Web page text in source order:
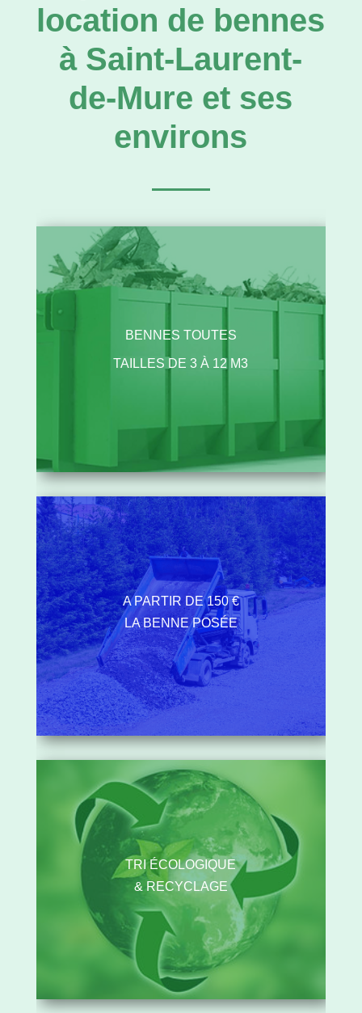
location de bennes
à Saint-Laurent-
de-Mure et ses
environs
BENNES TOUTES
TAILLES DE 3 À 12 M3
A PARTIR DE 150 €
LA BENNE POSÉE
TRI ÉCOLOGIQUE
& RECYCLAGE